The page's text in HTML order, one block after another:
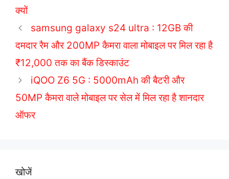
g
o
i
s
s
क्यों
samsung galaxy s24 ultra : 12GB की
दमदार रैम और 200MP कैमरा वाला मोबाइल पर मिल रहा है
₹12,000 तक का बैंक डिस्काउंट
iQOO Z6 5G : 5000mAh की बैटरी और
50MP कैमरा वाले मोबाइल पर सेल में मिल रहा है शानदार
ऑफर
खोजें